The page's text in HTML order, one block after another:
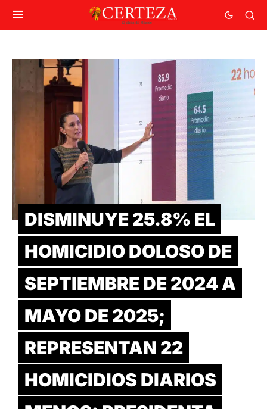
DISMINUYE 25.8% EL
HOMICIDIO DOLOSO DE
SEPTIEMBRE DE 2024 A
MAYO DE 2025;
REPRESENTAN 22
HOMICIDIOS DIARIOS